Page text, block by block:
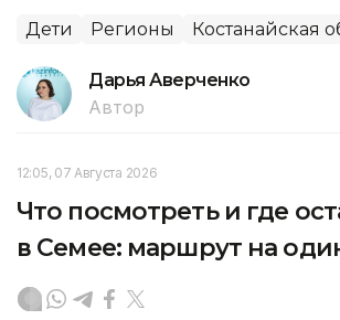
Дети Регионы Костанайская
Дарья Аверченко
Автор
12:05, 07 Августа 2026
Что посмотреть и где
в Семее: маршрут на